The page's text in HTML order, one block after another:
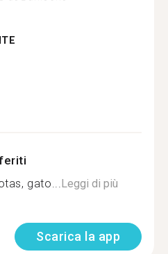
gato...Leggi di più
Scarica la app